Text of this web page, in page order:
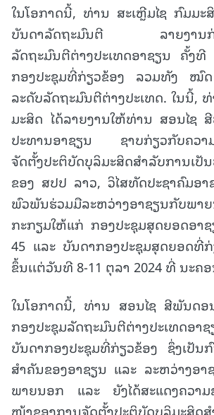
ໃນໂອກາດນີ້, ທ່ານ ສະເຫຼີມໄຊ ກົມມ
ບັນດາລັດຖະມົນຕີ ລາຍງານກ່ຽ
ລັດຖະມົນຕີຕ່າງປະເທດອາຊຽນ ຄັ້ງ
ກອງປະຊຸມທີ່ກ່ຽວຂ້ອງ ລວມທັງ ໝົ
ລະດັບລັດຖະມົນຕີຕ່າງປະເທດ. ໃນນີ້,
ມະສິດ ໄດ້ລາຍງານໃຫ້ທ່ານ ສອນໄຊ
ປະທານອາຊຽນ ຊາບກ່ຽວກັບຄວາ
ຈັດຕັ້ງປະຕິບັດບຸລິມະສິດສຳລັບການເປັ
ຂອງ ສປປ ລາວ, ວິໄສທັດປະຊາຄົມອ
ພົວພັນຮ່ວມມືລະຫວ່າງອາຊຽນກັບພ
ກະກຽມໃຫ້ແກ່ ກອງປະຊຸມສຸດຍອດອາ
45 ແລະ ບັນດາກອງປະຊຸມສຸດຍອດທີ່
ຂຶ້ນເເຕ່ວັນທີ 8-11 ຕຸລາ 2024 ທີ່ ນະຄ
ໃນໂອກາດນີ້, ທ່ານ ສອນໄຊ ສີພັນດອ
ກອງປະຊຸມລັດຖະມົນຕີຕ່າງປະເທດອາ
ບັນດາກອງປະຊຸມທີ່ກ່ຽວຂ້ອງ ຊຶ່ງເປັນ
ສໍາຄັນຂອງອາຊຽນ ແລະ ລະຫວ່າງອ
ພາຍນອກ ແລະ ຍັງໄດ້ສະແດງຄວາມ
ໜ້າຂອງການຈັດຕັ້ງປະຕິບັດບຸລິມະສິດ